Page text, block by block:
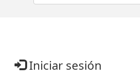
Iniciar sesión